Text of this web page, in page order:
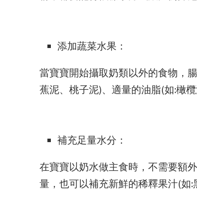
添加蔬菜水果：
當寶寶開始攝取奶類以外的食物，
蕉泥、桃子泥)、適量的油脂(如:橄
補充足量水分：
在寶寶以奶水做主食時，不需要額
量，也可以補充新鮮的稀釋果汁(如: